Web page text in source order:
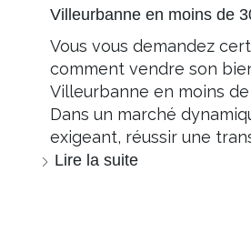
Villeurbanne en moins de
Vous vous demandez
comment vendre son
Villeurbanne en moins de
Dans un marché
exigeant, réussir une
Lire la suite